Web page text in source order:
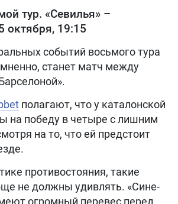
тур. «Севилья» –
октября, 19:15
событий восьмого тура
станет матч между
полагают, что у каталонской
на победу в четыре с лишним
на то, что ей предстоит
противостояния, такие
не должны удивлять. «Сине-